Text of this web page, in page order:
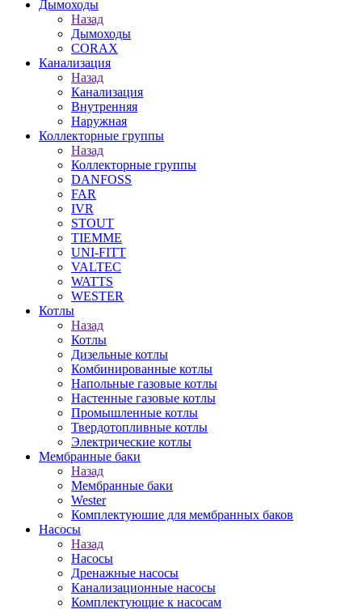
Дымоходы
Назад
Дымоходы
CORAX
Канализация
Назад
Канализация
Внутренняя
Наружная
Коллекторные группы
Назад
Коллекторные группы
DANFOSS
FAR
IVR
STOUT
TIEMME
UNI-FITT
VALTEC
WATTS
WESTER
Котлы
Назад
Котлы
Дизельные котлы
Комбинированные котлы
Напольные газовые котлы
Настенные газовые котлы
Промышленные котлы
Твердотопливные котлы
Электрические котлы
Мембранные баки
Назад
Мембранные баки
Wester
Комплектуюшие для мембранных баков
Насосы
Назад
Насосы
Дренажные насосы
Канализационные насосы
Комплектующие к насосам